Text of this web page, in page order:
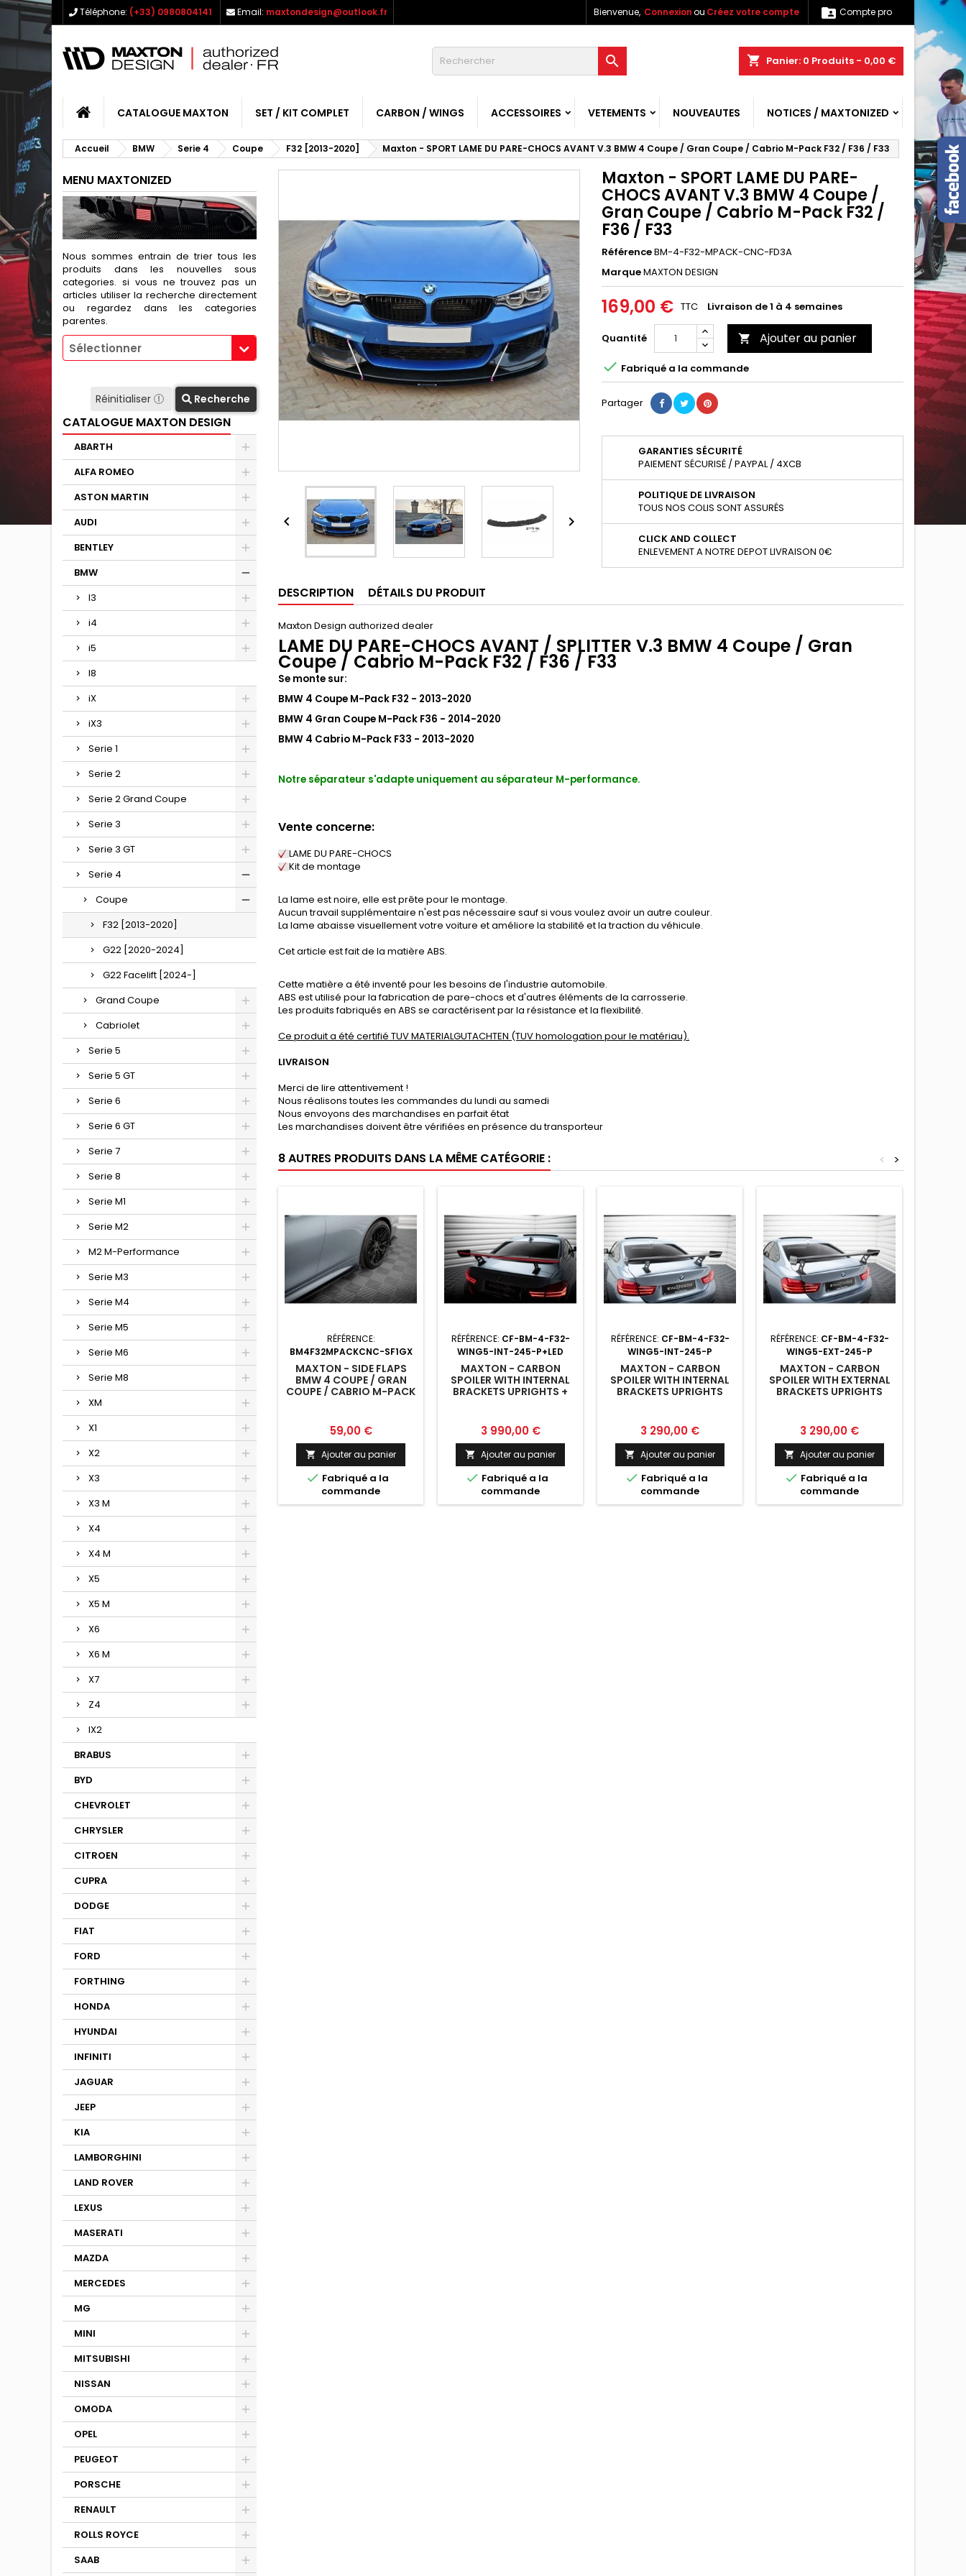
Téléphone: (+33) 0980804141 Email: maxtondesign@outlook.fr  Compte pro
Bienvenue, Connexionou Créez votre compte
shopping_cart Panier: 0 Produits - 0,00 €

CATALOGUE MAXTON SET / KIT COMPLET CARBON / WINGS ACCESSOIRES VETEMENTS NOUVEAUTES NOTICES / MAXTONIZED
Accueil BMW Serie 4 Coupe F32 [2013-2020] Maxton - SPORT LAME DU PARE-CHOCS AVANT V.3 BMW 4 Coupe / Gran Coupe / Cabrio M-Pack F32 / F36 / F33
MENU MAXTONIZED
Nous sommes entrain de trier tous les
produits dans les nouvelles sous
categories. si vous ne trouvez pas un
articles utiliser la recherche directement
ou regardez dans les categories
parentes.
Sélectionner
Réinitialiser Recherche
CATALOGUE MAXTON DESIGN
ABARTH
ALFA ROMEO
ASTON MARTIN
AUDI
BENTLEY
BMW
I3
i4
i5
I8
iX
iX3
Serie 1
Serie 2
Serie 2 Grand Coupe
Serie 3
Serie 3 GT
Serie 4
Coupe
F32 [2013-2020]
G22 [2020-2024]
G22 Facelift [2024-]
Grand Coupe
Cabriolet
Serie 5
Serie 5 GT
Serie 6
Serie 6 GT
Serie 7
Serie 8
Serie M1
Serie M2
M2 M-Performance
Serie M3
Serie M4
Serie M5
Serie M6
Serie M8
XM
X1
X2
X3
X3 M
X4
X4 M
X5
X5 M
X6
X6 M
X7
Z4
IX2
BRABUS
BYD
CHEVROLET
CHRYSLER
CITROEN
CUPRA
DODGE
FIAT
FORD
FORTHING
HONDA
HYUNDAI
INFINITI
JAGUAR
JEEP
KIA
LAMBORGHINI
LAND ROVER
LEXUS
MASERATI
MAZDA
MERCEDES
MG
MINI
MITSUBISHI
NISSAN
OMODA
OPEL
PEUGEOT
PORSCHE
RENAULT
ROLLS ROYCE
SAAB
 
Maxton - SPORT LAME DU PARE-
CHOCS AVANT V.3 BMW 4 Coupe /
Gran Coupe / Cabrio M-Pack F32 /
F36 / F33
RéférenceBM-4-F32-MPACK-CNC-FD3A
MarqueMAXTON DESIGN
169,00 € TTC Livraison de 1 à 4 semaines
Quantité  Ajouter au panier
 Fabriqué a la commande
Partager
GARANTIES SÉCURITÉ
PAIEMENT SÉCURISÉ / PAYPAL / 4XCB
POLITIQUE DE LIVRAISON
TOUS NOS COLIS SONT ASSURÉS
CLICK AND COLLECT
ENLEVEMENT A NOTRE DEPOT LIVRAISON 0€
DESCRIPTION DÉTAILS DU PRODUIT
Maxton Design authorized dealer
LAME DU PARE-CHOCS AVANT / SPLITTER V.3 BMW 4 Coupe / Gran
Coupe / Cabrio M-Pack F32 / F36 / F33
Se monte sur:
BMW 4 Coupe M-Pack F32 - 2013-2020
BMW 4 Gran Coupe M-Pack F36 - 2014-2020
BMW 4 Cabrio M-Pack F33 - 2013-2020
Notre séparateur s'adapte uniquement au séparateur M-performance.
Vente concerne:
LAME DU PARE-CHOCS
Kit de montage
La lame est noire, elle est prête pour le montage.
Aucun travail supplémentaire n'est pas nécessaire sauf si vous voulez avoir un autre couleur.
La lame abaisse visuellement votre voiture et améliore la stabilité et la traction du véhicule.
Cet article est fait de la matière ABS.
Cette matière a été inventé pour les besoins de l'industrie automobile.
ABS est utilisé pour la fabrication de pare-chocs et d'autres éléments de la carrosserie.
Les produits fabriqués en ABS se caractérisent par la résistance et la flexibilité.
Ce produit a été certifié TUV MATERIALGUTACHTEN (TUV homologation pour le matériau).
LIVRAISON
Merci de lire attentivement !
Nous réalisons toutes les commandes du lundi au samedi
Nous envoyons des marchandises en parfait état
Les marchandises doivent être vérifiées en présence du transporteur
8 AUTRES PRODUITS DANS LA MÊME CATÉGORIE : >
<
RÉFÉRENCE:
BM4F32MPACKCNC-SF1GX
MAXTON - SIDE FLAPS
BMW 4 COUPE / GRAN
COUPE / CABRIO M-PACK
Prix
59,00 €
 Ajouter au panier
 Fabriqué a la
commande
RÉFÉRENCE: CF-BM-4-F32-
WING5-INT-245-P+LED
MAXTON - CARBON
SPOILER WITH INTERNAL
BRACKETS UPRIGHTS +
Prix
3 990,00 €
 Ajouter au panier
 Fabriqué a la
commande
RÉFÉRENCE: CF-BM-4-F32-
WING5-INT-245-P
MAXTON - CARBON
SPOILER WITH INTERNAL
BRACKETS UPRIGHTS
Prix
3 290,00 €
 Ajouter au panier
 Fabriqué a la
commande
RÉFÉRENCE: CF-BM-4-F32-
WING5-EXT-245-P
MAXTON - CARBON
SPOILER WITH EXTERNAL
BRACKETS UPRIGHTS
Prix
3 290,00 €
 Ajouter au panier
 Fabriqué a la
commande